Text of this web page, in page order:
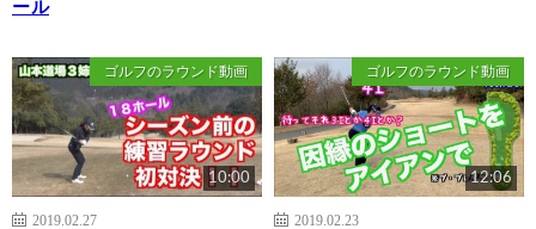
ール
ゴルフのラウンド動画
10:00
2019.02.27
ゴルフのラウンド動画
12:06
2019.02.23